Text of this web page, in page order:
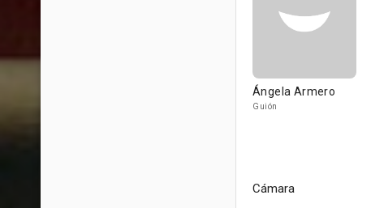
Ángela Armero
Guión
Cámara